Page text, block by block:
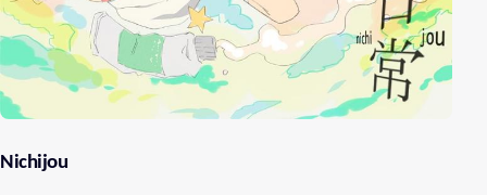
Nichijou